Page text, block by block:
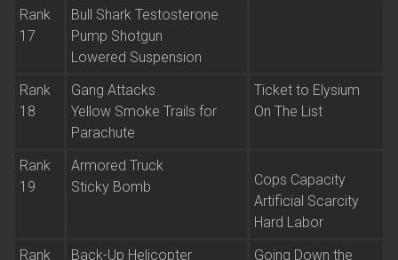
Rank
17
Bull Shark Testosterone
Pump Shotgun
Lowered Suspension
Rank
18
Gang Attacks
Yellow Smoke Trails for
Parachute
Ticket to Elysium
On The List
Rank
19
Armored Truck
Sticky Bomb
Cops Capacity
Artificial Scarcity
Hard Labor
Rank
Back-Up Helicopter Going Down the